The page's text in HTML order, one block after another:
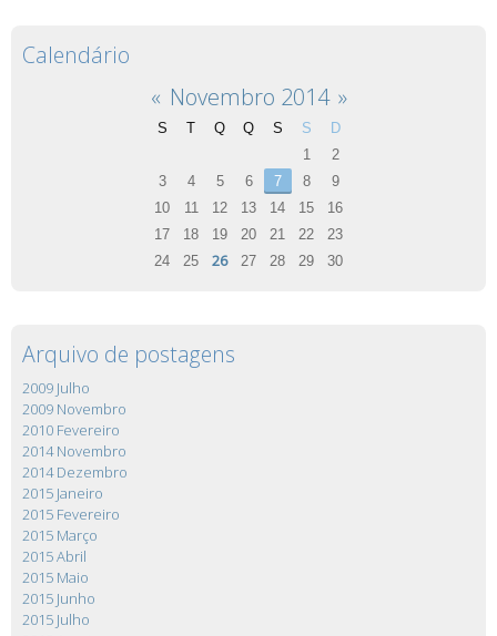
Calendário
« Novembro 2014 »
S T Q Q S S
D
1
2
3
4 5 6 7 8
9
10
11 12 13 14 15
16
17
18 19 20 21 22
23
24
25 26 27 28 29 30
Arquivo de postagens
2009 Julho
2009 Novembro
2010 Fevereiro
2014 Novembro
2014 Dezembro
2015 Janeiro
2015 Fevereiro
2015 Março
2015 Abril
2015 Maio
2015 Junho
2015 Julho